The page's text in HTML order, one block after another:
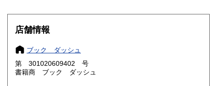
滋賀県 600円 京都府 600円
大阪府
奈良県
鳥取県 600円
店舗情報
ブック ダッシュ
第 301020609402 号
書籍商 ブック ダッシュ